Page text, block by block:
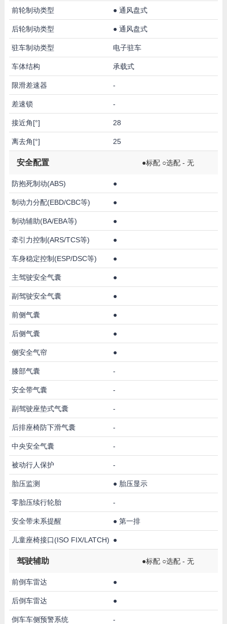
前轮制动类型 ● 通风盘式
后轮制动类型 ● 通风盘式
驻车制动类型 电子驻车
车体结构 承载式
限滑差速器 -
差速锁 -
接近角[°] 28
离去角[°] 25
安全配置 ●标配 ○选配 - 无
防抱死制动(ABS) ●
制动力分配(EBD/CBC等) ●
制动辅助(BA/EBA等) ●
牵引力控制(ARS/TCS等) ●
车身稳定控制(ESP/DSC等) ●
主驾驶安全气囊 ●
副驾驶安全气囊 ●
前侧气囊 ●
后侧气囊 ●
侧安全气帘 ●
膝部气囊 -
安全带气囊 -
副驾驶座垫式气囊 -
后排座椅防下滑气囊 -
中央安全气囊 -
被动行人保护 -
胎压监测 ● 胎压显示
零胎压续行轮胎 -
安全带未系提醒 ● 第一排
儿童座椅接口(ISO FIX/LATCH) ●
驾驶辅助 ●标配 ○选配 - 无
前倒车雷达 ●
后倒车雷达 ●
倒车车侧预警系统 -